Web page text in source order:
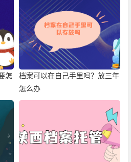
怎
档案可以在自己手里吗？放三年
怎么办